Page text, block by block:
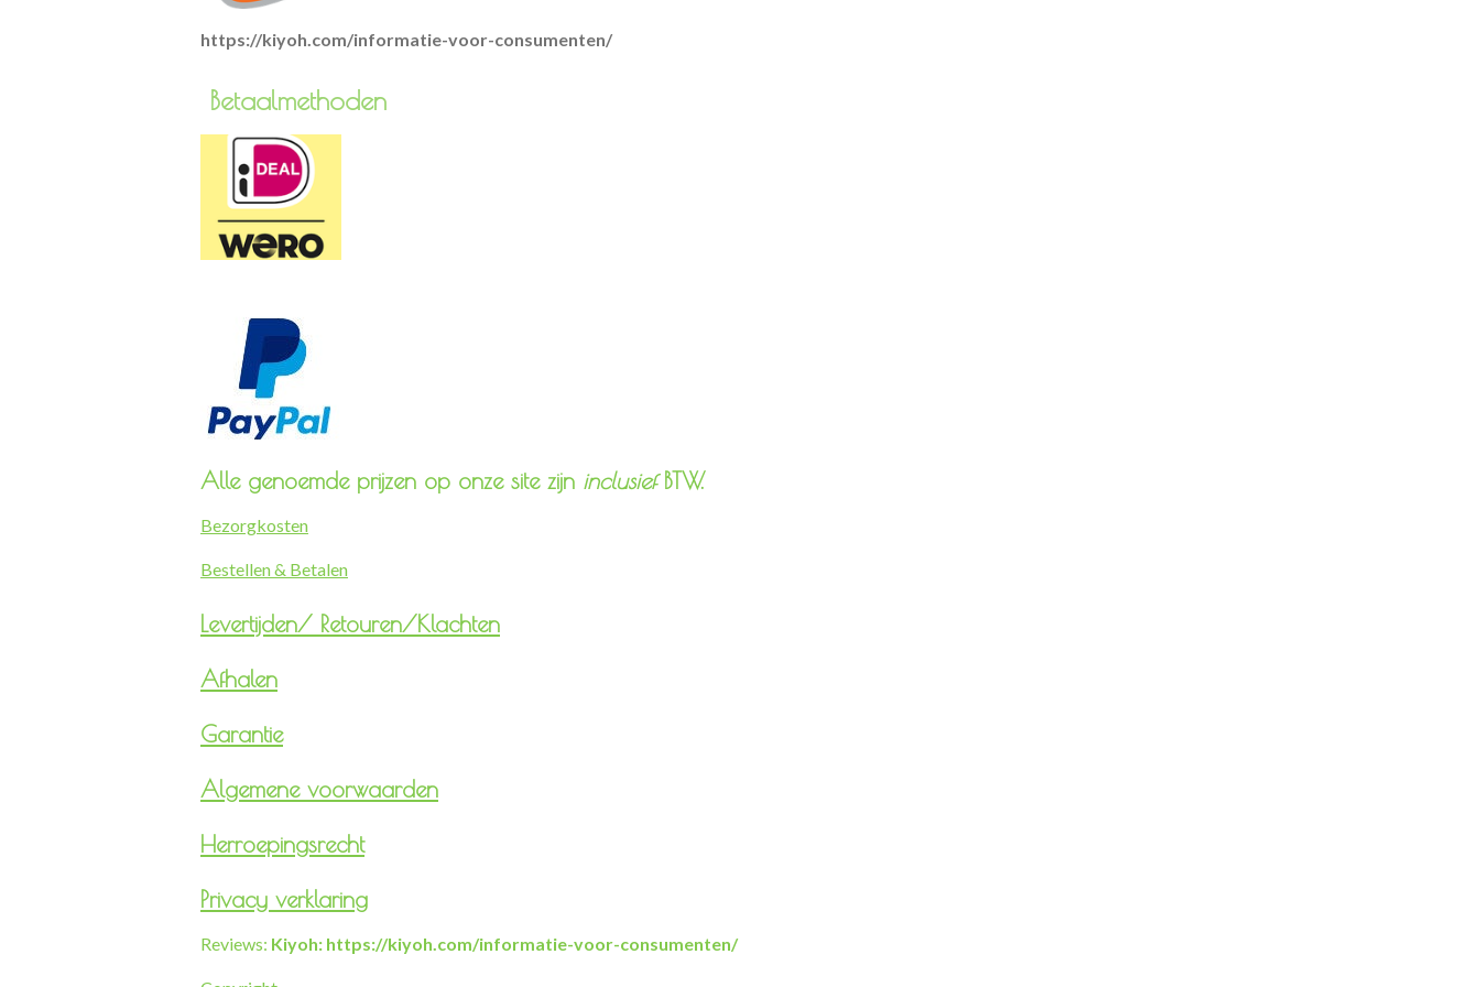
https://kiyoh.com/informatie-voor-consumenten/
Betaalmethoden
Alle genoemde prijzen op onze site zijn inclusiefBTW.
Bezorgkosten
Bestellen & Betalen
Levertijden/ Retouren/Klachten
Afhalen
Garantie
Algemene voorwaarden
Herroepingsrecht
Privacy verklaring
Reviews: Kiyoh: https://kiyoh.com/informatie-voor-consumenten/